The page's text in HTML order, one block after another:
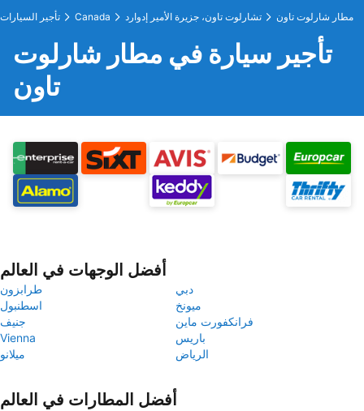
تأجير السيارات Canada تشارلوت تاون، جزيرة الأمير إدوارد مطار شارلوت تاون
تأجير سيارة في مطار شارلوت
تاون
أفضل الوجهات في العالم
طرابزون
دبي
اسطنبول
ميونخ
جنيف
فرانكفورت ماين
Vienna
باريس
ميلانو
الرياض
أفضل المطارات في العالم